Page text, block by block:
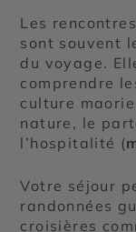
Les
sont souvent
du voyage.
comprendre
culture
nature, le
l’hospitalité (
Votre séjour
randonnées
croisières